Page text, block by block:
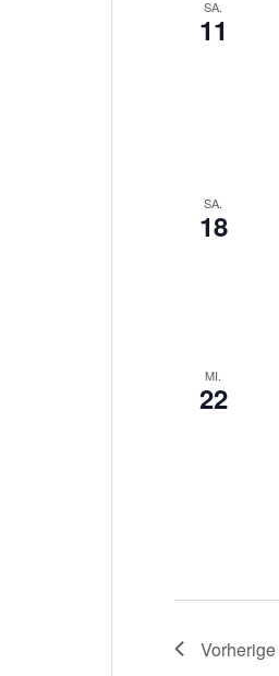
SA.
11
SA.
18
MI.
22
Vorherige